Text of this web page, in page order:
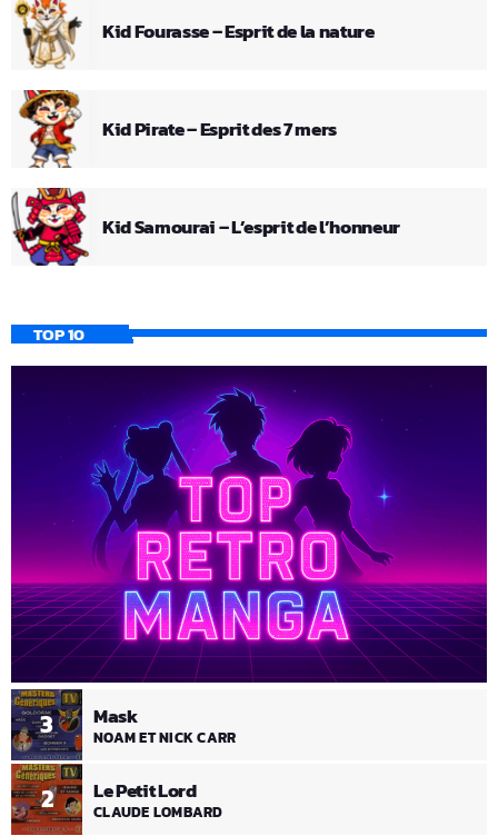
Kid Fourasse – Esprit de la nature
Kid Pirate – Esprit des 7 mers
Kid Samourai – L’esprit de l’honneur
TOP 10
2 Le Petit Lord
CLAUDE LOMBARD
3 Mask
NOAM ET NICK CARR